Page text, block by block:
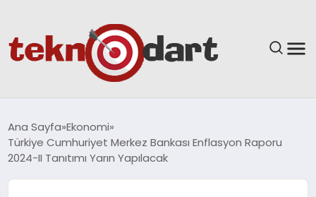
YAŞAM
Ana Sayfa Ekonomi
Türkiye Cumhuriyet Merkez Bankası Enflasyon Raporu
2024-II Tanıtımı Yarın Yapılacak